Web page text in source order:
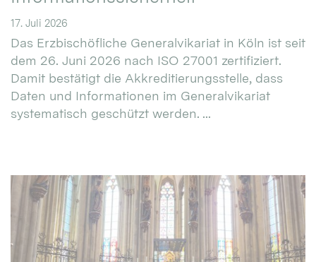
17. Juli 2026
Das Erzbischöfliche Generalvikariat in Köln ist seit
dem 26. Juni 2026 nach ISO 27001 zertifiziert.
Damit bestätigt die Akkreditierungsstelle, dass
Daten und Informationen im Generalvikariat
systematisch geschützt werden. ...